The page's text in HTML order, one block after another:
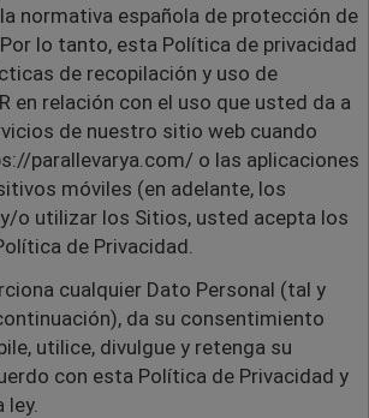
normativa española de protección de
lo tanto, esta Política de privacidad
de recopilación y uso de
en relación con el uso que usted da a
de nuestro sitio web cuando
parallevarya.com/ o las aplicaciones
móviles (en adelante, los
o utilizar los Sitios, usted acepta los
de Privacidad.
cualquier Dato Personal (tal y
da su consentimiento
utilice, divulgue y retenga su
con esta Política de Privacidad y